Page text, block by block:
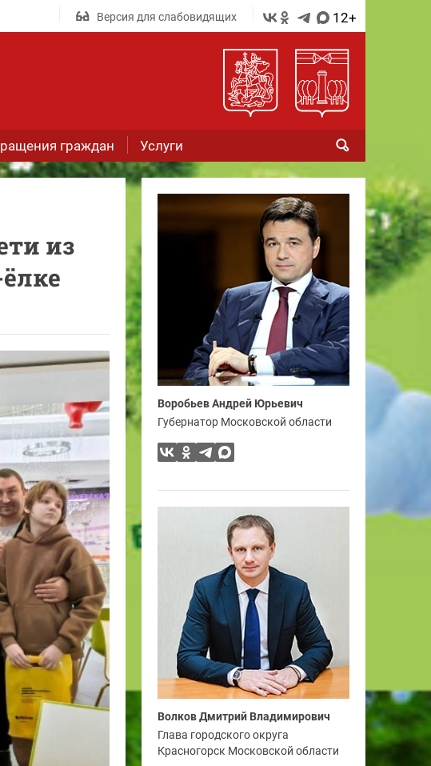
Версия для слабовидящих 12+
граждан Услуги
из
Воробьев Андрей Юрьевич
Губернатор Московской области
Волков Дмитрий Владимирович
Глава городского округа
Красногорск Московской области